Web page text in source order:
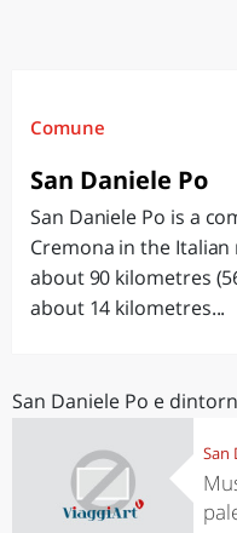
Comune
San Daniele Po
San Daniele Po is a
Cremona in the
about 90 kilometres
about 14 kilometres...
San Daniele Po e
San